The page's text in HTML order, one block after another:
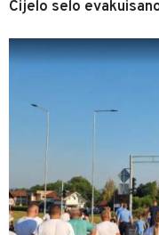
Cijelo selo